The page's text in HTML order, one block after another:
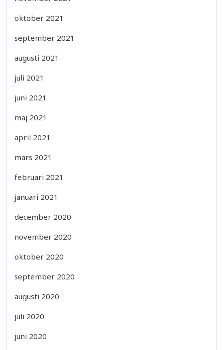
oktober 2021
september 2021
augusti 2021
juli 2021
juni 2021
maj 2021
april 2021
mars 2021
februari 2021
januari 2021
december 2020
november 2020
oktober 2020
september 2020
augusti 2020
juli 2020
juni 2020